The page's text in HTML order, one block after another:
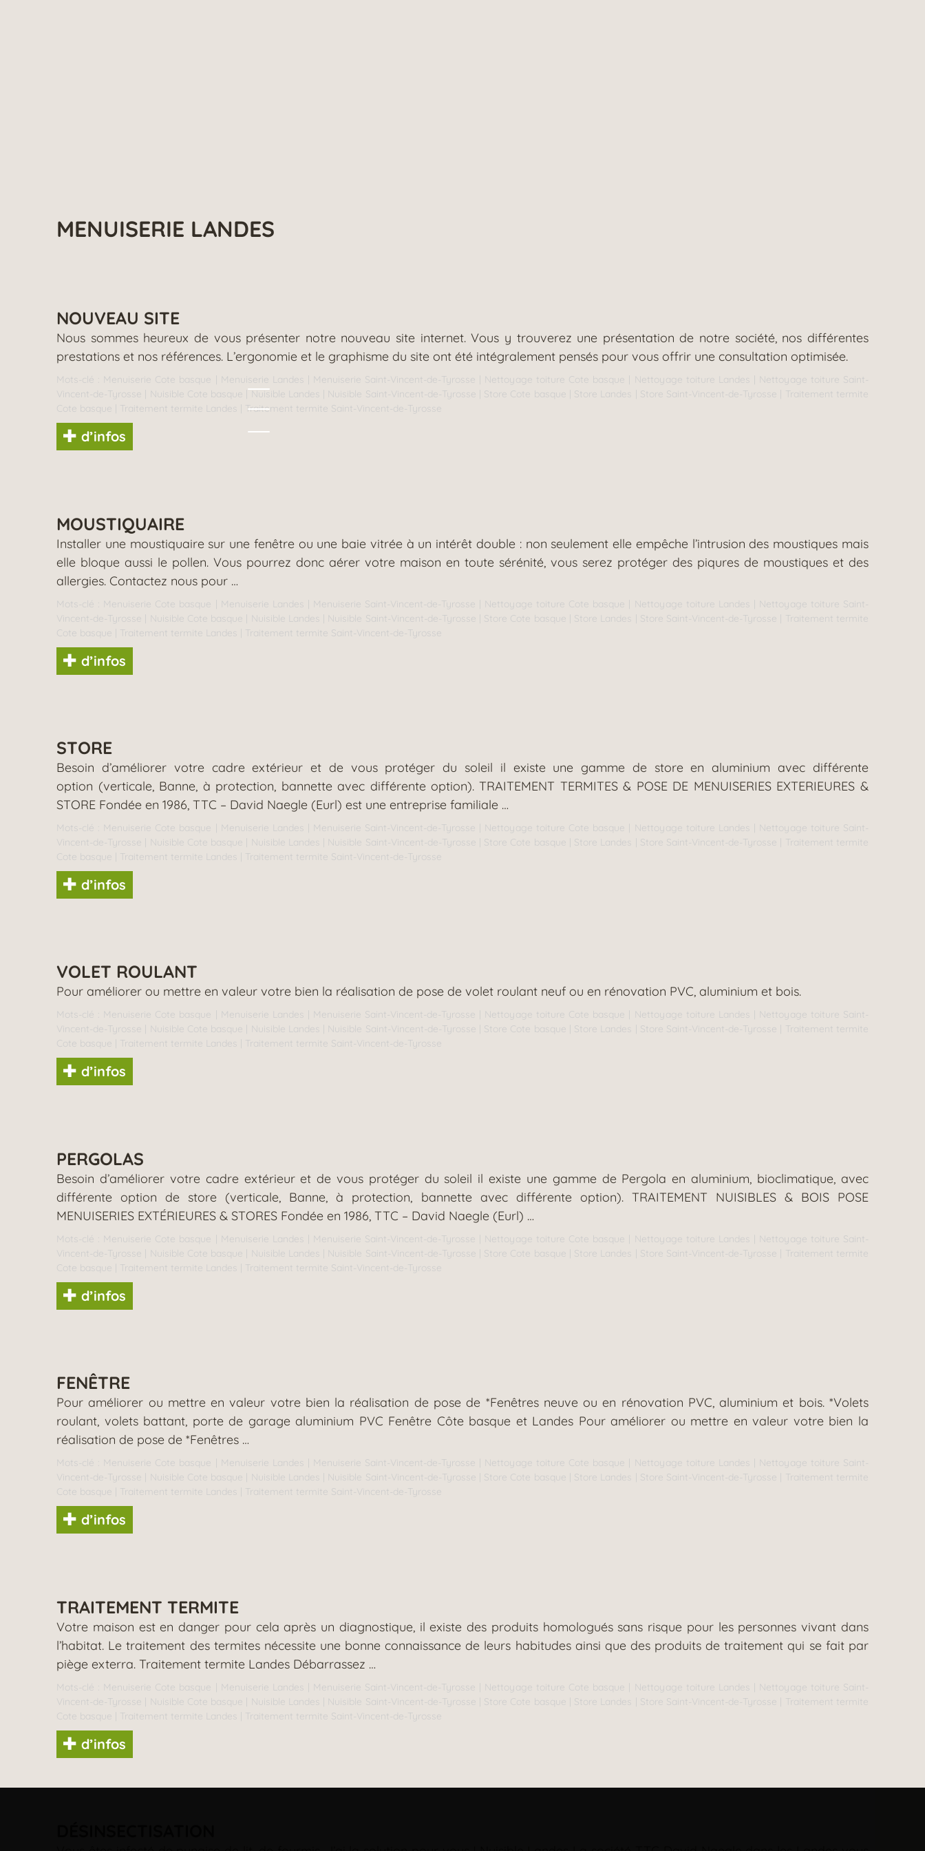
MENUISERIE LANDES
NOUVEAU SITE
Nous sommes heureux de vous présenter notre nouveau site internet. Vous y trouverez une présentation de notre société, nos différentes
prestations et nos références. L’ergonomie et le graphisme du site ont été intégralement pensés pour vous offrir une consultation optimisée.
Mots-clé : Menuiserie Cote basque | Menuiserie Landes | Menuiserie Saint-Vincent-de-Tyrosse | Nettoyage toiture Cote basque | Nettoyage toiture Landes | Nettoyage toiture Saint-
Vincent-de-Tyrosse | Nuisible Cote basque |Nuisible Landes | Nuisible Saint-Vincent-de-Tyrosse | Store Cote basque | Store Landes | Store Saint-Vincent-de-Tyrosse | Traitement termite
Cote basque | Traitement termite Landes | Traitement termite Saint-Vincent-de-Tyrosse
d’infos
MOUSTIQUAIRE
Installer une moustiquaire sur une fenêtre ou une baie vitrée à un intérêt double : non seulement elle empêche l’intrusion des moustiques mais
elle bloque aussi le pollen. Vous pourrez donc aérer votre maison en toute sérénité, vous serez protéger des piqures de moustiques et des
allergies. Contactez nous pour …
Mots-clé : Menuiserie Cote basque | Menuiserie Landes | Menuiserie Saint-Vincent-de-Tyrosse | Nettoyage toiture Cote basque | Nettoyage toiture Landes | Nettoyage toiture Saint-
Vincent-de-Tyrosse | Nuisible Cote basque | Nuisible Landes | Nuisible Saint-Vincent-de-Tyrosse | Store Cote basque | Store Landes | Store Saint-Vincent-de-Tyrosse | Traitement termite
Cote basque | Traitement termite Landes | Traitement termite Saint-Vincent-de-Tyrosse
d’infos
STORE
Besoin d’améliorer votre cadre extérieur et de vous protéger du soleil il existe une gamme de store en aluminium avec différente
option (verticale, Banne, à protection, bannette avec différente option). TRAITEMENT TERMITES & POSE DE MENUISERIES EXTERIEURES &
STORE Fondée en 1986, TTC – David Naegle (Eurl) est une entreprise familiale …
Mots-clé : Menuiserie Cote basque | Menuiserie Landes | Menuiserie Saint-Vincent-de-Tyrosse | Nettoyage toiture Cote basque | Nettoyage toiture Landes | Nettoyage toiture Saint-
Vincent-de-Tyrosse | Nuisible Cote basque | Nuisible Landes | Nuisible Saint-Vincent-de-Tyrosse | Store Cote basque | Store Landes | Store Saint-Vincent-de-Tyrosse | Traitement termite
Cote basque | Traitement termite Landes | Traitement termite Saint-Vincent-de-Tyrosse
d’infos
VOLET ROULANT
Pour améliorer ou mettre en valeur votre bien la réalisation de pose de volet roulant neuf ou en rénovation PVC, aluminium et bois.
Mots-clé : Menuiserie Cote basque Menuiserie Landes Menuiserie Saint-Vincent-de-Tyrosse Nettoyage toiture Cote basque Nettoyage toiture Landes
Nettoyage toiture Saint-
Vincent-de-Tyrosse
Nuisible Cote basque Nuisible Landes Nuisible Saint-Vincent-de-Tyrosse Store Cote basque Store Landes Store Saint-Vincent-de-Tyrosse
Traitement termite
Cote basque
Traitement termite Landes Traitement termite Saint-Vincent-de-Tyrosse
d’infos
PERGOLAS
Besoin d’améliorer votre cadre extérieur et de vous protéger du soleil il existe une gamme de Pergola en aluminium, bioclimatique, avec
différente option de store (verticale, Banne, à protection, bannette avec différente option). TRAITEMENT NUISIBLES & BOIS POSE
MENUISERIES EXTÉRIEURES & STORES Fondée en 1986, TTC – David Naegle (Eurl) …
Mots-clé : Menuiserie Cote basque | Menuiserie Landes | Menuiserie Saint-Vincent-de-Tyrosse | Nettoyage toiture Cote basque | Nettoyage toiture Landes | Nettoyage toiture Saint-
Vincent-de-Tyrosse | Nuisible Cote basque | Nuisible Landes | Nuisible Saint-Vincent-de-Tyrosse | Store Cote basque | Store Landes | Store Saint-Vincent-de-Tyrosse | Traitement termite
Cote basque | Traitement termite Landes | Traitement termite Saint-Vincent-de-Tyrosse
d’infos
FENÊTRE
Pour améliorer ou mettre en valeur votre bien la réalisation de pose de *Fenêtres neuve ou en rénovation PVC, aluminium et bois. *Volets
roulant, volets battant, porte de garage aluminium PVC Fenêtre Côte basque et Landes Pour améliorer ou mettre en valeur votre bien la
réalisation de pose de *Fenêtres …
Mots-clé : Menuiserie Cote basque | Menuiserie Landes | Menuiserie Saint-Vincent-de-Tyrosse | Nettoyage toiture Cote basque | Nettoyage toiture Landes | Nettoyage toiture Saint-
Vincent-de-Tyrosse | Nuisible Cote basque | Nuisible Landes | Nuisible Saint-Vincent-de-Tyrosse | Store Cote basque | Store Landes | Store Saint-Vincent-de-Tyrosse | Traitement termite
Cote basque | Traitement termite Landes | Traitement termite Saint-Vincent-de-Tyrosse
d’infos
TRAITEMENT TERMITE
Votre maison est en danger pour cela après un diagnostique, il existe des produits homologués sans risque pour les personnes vivant dans
l’habitat. Le traitement des termites nécessite une bonne connaissance de leurs habitudes ainsi que des produits de traitement qui se fait par
piège exterra. Traitement termite Landes Débarrassez …
Mots-clé : Menuiserie Cote basque | Menuiserie Landes | Menuiserie Saint-Vincent-de-Tyrosse | Nettoyage toiture Cote basque | Nettoyage toiture Landes | Nettoyage toiture Saint-
Vincent-de-Tyrosse | Nuisible Cote basque | Nuisible Landes | Nuisible Saint-Vincent-de-Tyrosse | Store Cote basque | Store Landes | Store Saint-Vincent-de-Tyrosse | Traitement termite
Cote basque | Traitement termite Landes | Traitement termite Saint-Vincent-de-Tyrosse
d’infos